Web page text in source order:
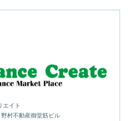
エイト
村不動産御堂筋ビル